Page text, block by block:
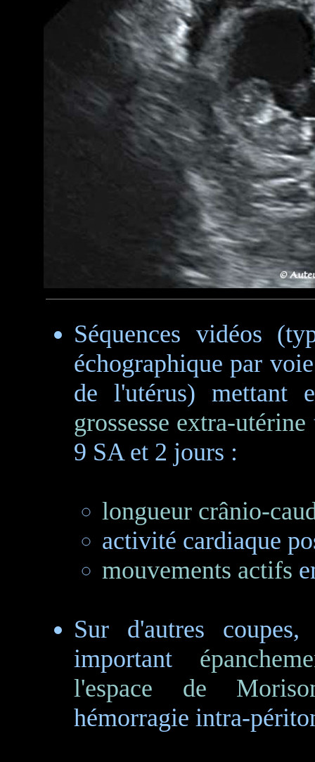
Séquences vidéos
échographique par
de l'utérus) mettant
grossesse extra-utérine
9 SA et 2 jours :
longueur crânio-
activité cardiaque
mouvements actifs
Sur d'autres
important
l'espace de
hémorragie intra-